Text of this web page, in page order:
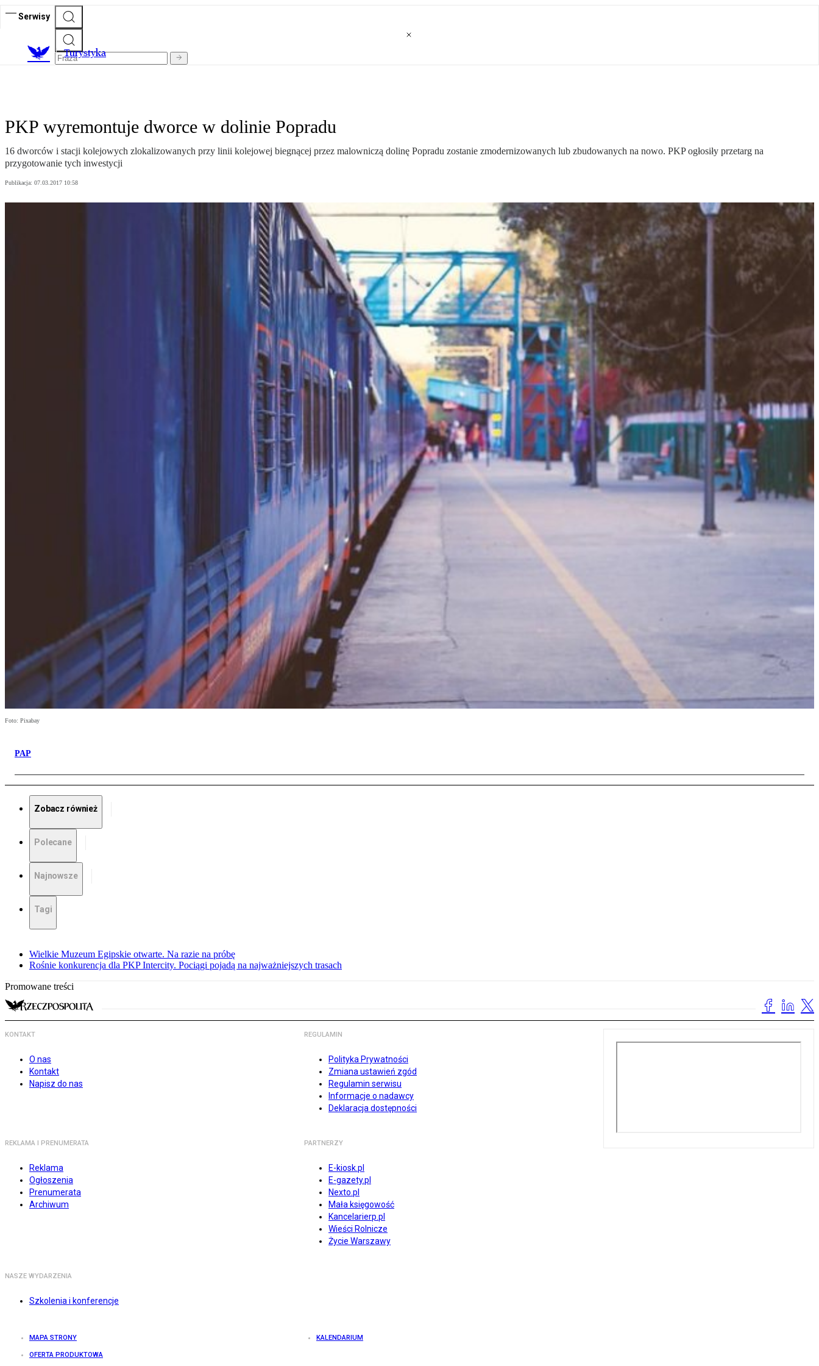
Serwisy
Turystyka
PKP wyremontuje dworce w dolinie Popradu
16 dworców i stacji kolejowych zlokalizowanych przy linii kolejowej biegnącej przez malowniczą dolinę Popradu zostanie zmodernizowanych lub zbudowanych na nowo. PKP ogłosiły przetarg na
przygotowanie tych inwestycji
Publikacja: 07.03.2017 10:58
Foto: Pixabay
PAP
Zobacz również
Polecane
Najnowsze
Tagi
Wielkie Muzeum Egipskie otwarte. Na razie na próbę
Rośnie konkurencja dla PKP Intercity. Pociągi pojadą na najważniejszych trasach
Promowane treści
KONTAKT
O nas
Kontakt
Napisz do nas
REGULAMIN
Polityka Prywatności
Zmiana ustawień zgód
Regulamin serwisu
Informacje o nadawcy
Deklaracja dostępności
REKLAMA I PRENUMERATA
Reklama
Ogłoszenia
Prenumerata
Archiwum
PARTNERZY
E-kiosk.pl
E-gazety.pl
Nexto.pl
Mała księgowość
Kancelarierp.pl
Wieści Rolnicze
Życie Warszawy
NASZE WYDARZENIA
Szkolenia i konferencje
MAPA STRONY KALENDARIUM
OFERTA PRODUKTOWA